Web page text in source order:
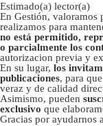
Estimado(a) lector(a)
En Gestión, valoramos
realizamos para
no está permitido,
o parcialmente los
autorizacion previa y
En su lugar, los
publicaciones, para
veraz y de calidad
Asimismo, pueden
exclusivo que
Gracias por ayudarnos